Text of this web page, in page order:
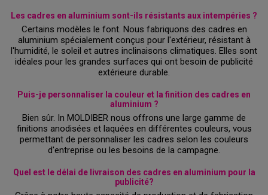
Les cadres en aluminium sont-ils résistants aux intempéries ?
Certains modèles le font. Nous fabriquons des cadres en
aluminium spécialement conçus pour l'extérieur, résistant à
l'humidité, le soleil et autres inclinaisons climatiques. Elles sont
idéales pour les grandes surfaces qui ont besoin de publicité
extérieure durable.
Puis-je personnaliser la couleur et la finition des cadres en
aluminium ?
Bien sûr. In MOLDIBER nous offrons une large gamme de
finitions anodisées et laquées en différentes couleurs, vous
permettant de personnaliser les cadres selon les couleurs
d'entreprise ou les besoins de la campagne.
Quel est le délai de livraison des cadres en aluminium pour la
publicité?